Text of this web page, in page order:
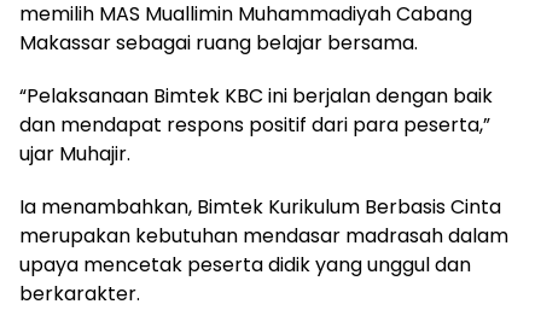
memilih MAS Muallimin Muhammadiyah Cabang
Makassar sebagai ruang belajar bersama.
“Pelaksanaan Bimtek KBC ini berjalan dengan baik
dan mendapat respons positif dari para peserta,”
ujar Muhajir.
Ia menambahkan, Bimtek Kurikulum Berbasis Cinta
merupakan kebutuhan mendasar madrasah dalam
upaya mencetak peserta didik yang unggul dan
berkarakter.